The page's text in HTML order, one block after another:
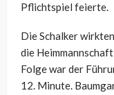
Pflichtspiel feierte.
Die Schalker
die
Folge war der
12. Minute.